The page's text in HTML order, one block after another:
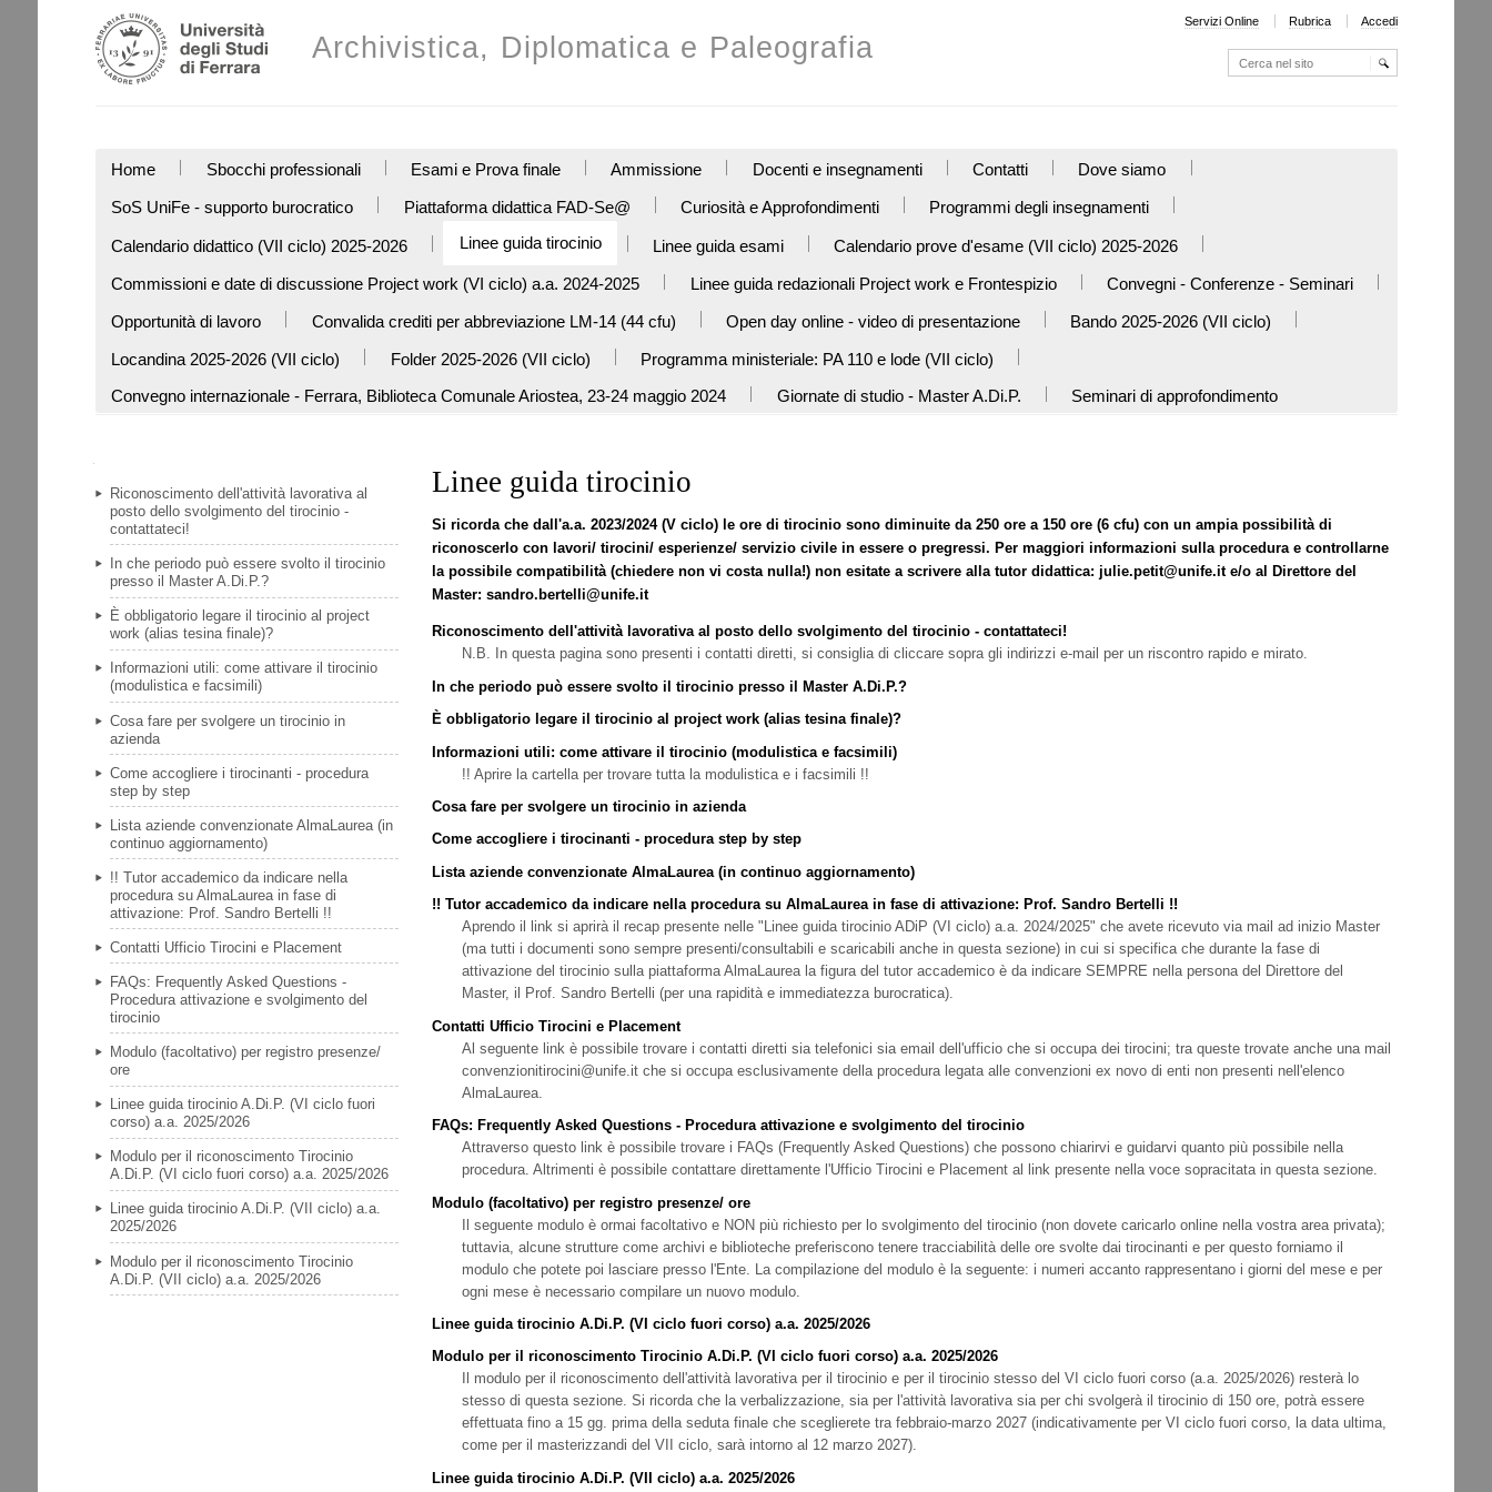
Salta
ai
contenuti.
Strumenti
personali
Archivistica, Diplomatica e Paleografia
Servizi Online Rubrica Accedi
Cerca nel sito
SEZIONI
Home Sbocchi professionali Esami e Prova finale Ammissione Docenti e insegnamenti Contatti Dove siamo
SoS UniFe - supporto burocratico Piattaforma didattica FAD-Se@ Curiosità e Approfondimenti Programmi degli insegnamenti
Calendario didattico (VII ciclo) 2025-2026 Linee guida tirocinio Linee guida esami Calendario prove d'esame (VII ciclo) 2025-2026
Commissioni e date di discussione Project work (VI ciclo) a.a. 2024-2025 Linee guida redazionali Project work e Frontespizio Convegni - Conferenze - Seminari
Opportunità di lavoro Convalida crediti per abbreviazione LM-14 (44 cfu) Open day online - video di presentazione Bando 2025-2026 (VII ciclo)
Locandina 2025-2026 (VII ciclo) Folder 2025-2026 (VII ciclo) Programma ministeriale: PA 110 e lode (VII ciclo)
Convegno internazionale - Ferrara, Biblioteca Comunale Ariostea, 23-24 maggio 2024 Giornate di studio - Master A.Di.P. Seminari di approfondimento
Linee guida tirocinio
Si ricorda che dall'a.a. 2023/2024 (V ciclo) le ore di tirocinio sono diminuite da 250 ore a 150 ore (6 cfu) con un ampia possibilità di
riconoscerlo con lavori/ tirocini/ esperienze/ servizio civile in essere o pregressi. Per maggiori informazioni sulla procedura e controllarne
la possibile compatibilità (chiedere non vi costa nulla!) non esitate a scrivere alla tutor didattica: julie.petit@unife.it e/o al Direttore del
Master: sandro.bertelli@unife.it
Riconoscimento dell'attività lavorativa al posto dello svolgimento del tirocinio - contattateci!
N.B. In questa pagina sono presenti i contatti diretti, si consiglia di cliccare sopra gli indirizzi e-mail per un riscontro rapido e mirato.
In che periodo può essere svolto il tirocinio presso il Master A.Di.P.?
È obbligatorio legare il tirocinio al project work (alias tesina finale)?
Informazioni utili: come attivare il tirocinio (modulistica e facsimili)
!! Aprire la cartella per trovare tutta la modulistica e i facsimili !!
Cosa fare per svolgere un tirocinio in azienda
Come accogliere i tirocinanti - procedura step by step
Lista aziende convenzionate AlmaLaurea (in continuo aggiornamento)
!! Tutor accademico da indicare nella procedura su AlmaLaurea in fase di attivazione: Prof. Sandro Bertelli !!
Aprendo il link si aprirà il recap presente nelle "Linee guida tirocinio ADiP (VI ciclo) a.a. 2024/2025" che avete ricevuto via mail ad inizio Master
(ma tutti i documenti sono sempre presenti/consultabili e scaricabili anche in questa sezione) in cui si specifica che durante la fase di
attivazione del tirocinio sulla piattaforma AlmaLaurea la figura del tutor accademico è da indicare SEMPRE nella persona del Direttore del
Master, il Prof. Sandro Bertelli (per una rapidità e immediatezza burocratica).
Contatti Ufficio Tirocini e Placement
Al seguente link è possibile trovare i contatti diretti sia telefonici sia email dell'ufficio che si occupa dei tirocini; tra queste trovate anche una mail
convenzionitirocini@unife.it che si occupa esclusivamente della procedura legata alle convenzioni ex novo di enti non presenti nell'elenco
AlmaLaurea.
FAQs: Frequently Asked Questions - Procedura attivazione e svolgimento del tirocinio
Attraverso questo link è possibile trovare i FAQs (Frequently Asked Questions) che possono chiarirvi e guidarvi quanto più possibile nella
procedura. Altrimenti è possibile contattare direttamente l'Ufficio Tirocini e Placement al link presente nella voce sopracitata in questa sezione.
Modulo (facoltativo) per registro presenze/ ore
Il seguente modulo è ormai facoltativo e NON più richiesto per lo svolgimento del tirocinio (non dovete caricarlo online nella vostra area privata);
tuttavia, alcune strutture come archivi e biblioteche preferiscono tenere tracciabilità delle ore svolte dai tirocinanti e per questo forniamo il
modulo che potete poi lasciare presso l'Ente. La compilazione del modulo è la seguente: i numeri accanto rappresentano i giorni del mese e per
ogni mese è necessario compilare un nuovo modulo.
Linee guida tirocinio A.Di.P. (VI ciclo fuori corso) a.a. 2025/2026
Modulo per il riconoscimento Tirocinio A.Di.P. (VI ciclo fuori corso) a.a. 2025/2026
Il modulo per il riconoscimento dell'attività lavorativa per il tirocinio e per il tirocinio stesso del VI ciclo fuori corso (a.a. 2025/2026) resterà lo
stesso di questa sezione. Si ricorda che la verbalizzazione, sia per l'attività lavorativa sia per chi svolgerà il tirocinio di 150 ore, potrà essere
effettuata fino a 15 gg. prima della seduta finale che sceglierete tra febbraio-marzo 2027 (indicativamente per VI ciclo fuori corso, la data ultima,
come per il masterizzandi del VII ciclo, sarà intorno al 12 marzo 2027).
Linee guida tirocinio A.Di.P. (VII ciclo) a.a. 2025/2026
Riconoscimento dell'attività lavorativa al
posto dello svolgimento del tirocinio -
contattateci!
In che periodo può essere svolto il tirocinio
presso il Master A.Di.P.?
È obbligatorio legare il tirocinio al project
work (alias tesina finale)?
Informazioni utili: come attivare il tirocinio
(modulistica e facsimili)
Cosa fare per svolgere un tirocinio in
azienda
Come accogliere i tirocinanti - procedura
step by step
Lista aziende convenzionate AlmaLaurea (in
continuo aggiornamento)
!! Tutor accademico da indicare nella
procedura su AlmaLaurea in fase di
attivazione: Prof. Sandro Bertelli !!
Contatti Ufficio Tirocini e Placement
FAQs: Frequently Asked Questions -
Procedura attivazione e svolgimento del
tirocinio
Modulo (facoltativo) per registro presenze/
ore
Linee guida tirocinio A.Di.P. (VI ciclo fuori
corso) a.a. 2025/2026
Modulo per il riconoscimento Tirocinio
A.Di.P. (VI ciclo fuori corso) a.a. 2025/2026
Linee guida tirocinio A.Di.P. (VII ciclo) a.a.
2025/2026
Modulo per il riconoscimento Tirocinio
A.Di.P. (VII ciclo) a.a. 2025/2026